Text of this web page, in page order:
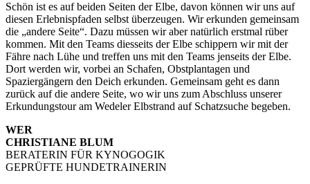
Schön ist es auf beiden Seiten der Elbe, davon können wir uns auf
diesen Erlebnispfaden selbst überzeugen. Wir erkunden gemeinsam
die „andere Seite“. Dazu müssen wir aber natürlich erstmal rüber
kommen. Mit den Teams diesseits der Elbe schippern wir mit der
Fähre nach Lühe und treffen uns mit den Teams jenseits der Elbe.
Dort werden wir, vorbei an Schafen, Obstplantagen und
Spaziergängern den Deich erkunden. Gemeinsam geht es dann
zurück auf die andere Seite, wo wir uns zum Abschluss unserer
Erkundungstour am Wedeler Elbstrand auf Schatzsuche begeben.
WER
CHRISTIANE BLUM
BERATERIN FÜR KYNOGOGIK
GEPRÜFTE HUNDETRAINERIN